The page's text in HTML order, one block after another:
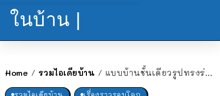
ในบ้าน |
Home / รวมไอเดียบ้าน / แบบบ้านชั้นเดียวรูปทรงร่วมสมัย ออกแบบเรียบง่าย ขนาด 2 ห้องนอน 1 ห้องน้ำ
รวมไอเดียบ้าน เรื่องราวรอบโลก